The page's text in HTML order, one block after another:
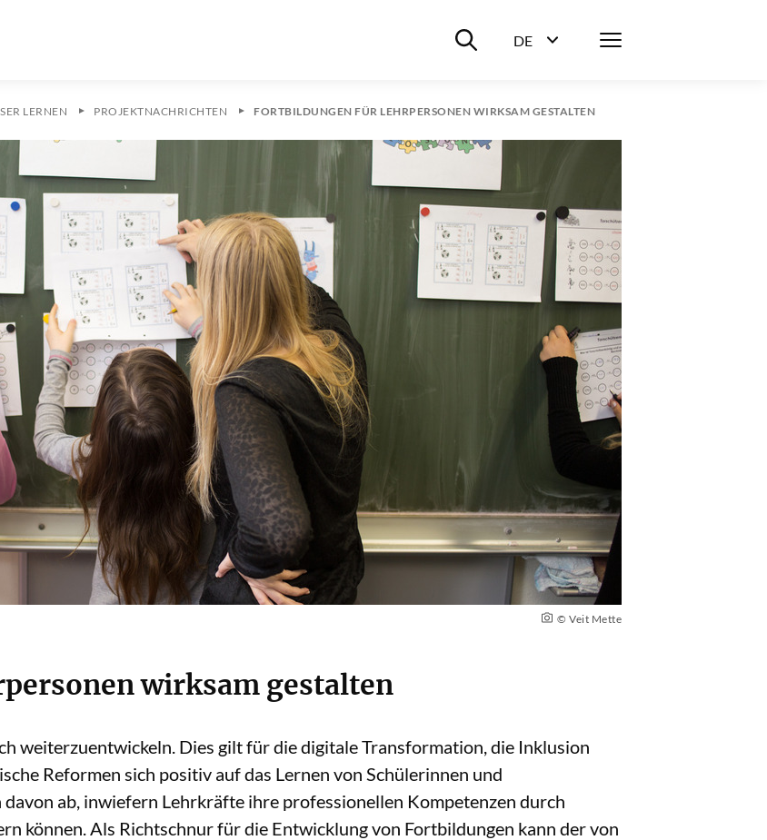
Suche ein-/ausblenden
DE
Menü
LERNEN PROJEKTNACHRICHTEN FORTBILDUNGEN FÜR LEHRPERSONEN WIRKSAM GESTALTEN
© Veit Mette
wirksam gestalten
weiterzuentwickeln. Dies gilt für die digitale Transformation, die Inklusion
Reformen sich positiv auf das Lernen von Schülerinnen und
ab, inwiefern Lehrkräfte ihre professionellen Kompetenzen durch
können. Als Richtschnur für die Entwicklung von Fortbildungen kann der von